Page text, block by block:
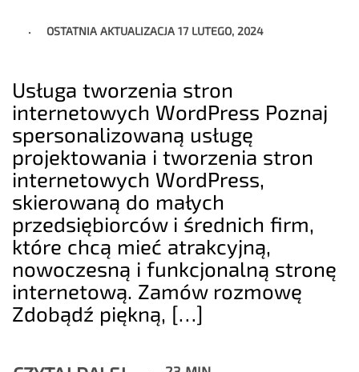
OSTATNIA AKTUALIZACJA17 LUTEGO, 2024
Usługa tworzenia stron
internetowych WordPress Poznaj
spersonalizowaną usługę
projektowania i tworzenia stron
internetowych WordPress,
skierowaną do małych
przedsiębiorców i średnich firm,
które chcą mieć atrakcyjną,
nowoczesną i funkcjonalną stronę
internetową. Zamów rozmowę
Zdobądź piękną, […]